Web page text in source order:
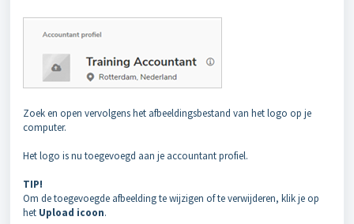
Zoek en open vervolgens het afbeeldingsbestand van het logo op je
computer.
Het logo is nu toegevoegd aan je accountant profiel.
TIP!
Om de toegevoegde afbeelding te wijzigen of te verwijderen, klik je op
het Upload icoon.